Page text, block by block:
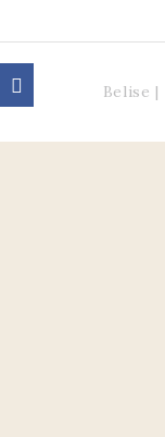
Belise |